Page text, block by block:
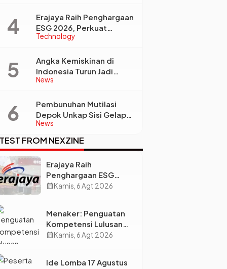
Eropa
Technology
Erajaya Raih Penghargaan
ESG 2026, Perkuat
Circular Economy Lewat
Berkelanjutan
News
Angka Kemiskinan di
Indonesia Turun Jadi
22,93 Juta Orang, Tapi
Desa dan Kota Malah
Makin Lebar?
News
Pembunuhan Mutilasi
Depok Unkap Sisi Gelap
Penjual Piscok Berdarah
Dingin
FROM NEXZINE
Erajaya Raih
Penghargaan ESG
2026, Perkuat Circular
Berkelanjutan
calendar_monthKamis, 6 Agt 2026
Menaker: Penguatan
Kompetensi Lulusan
Perguruan Tinggi Jadi
calendar_monthKamis, 6 Agt 2026
Ide Lomba 17 Agustus